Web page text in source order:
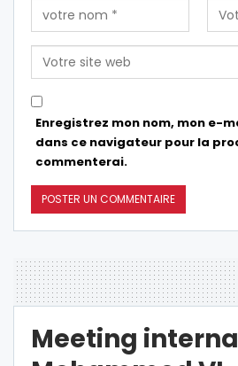
Enregistrez mon nom, mon e-
dans ce navigateur pour la
commenterai.
Meeting